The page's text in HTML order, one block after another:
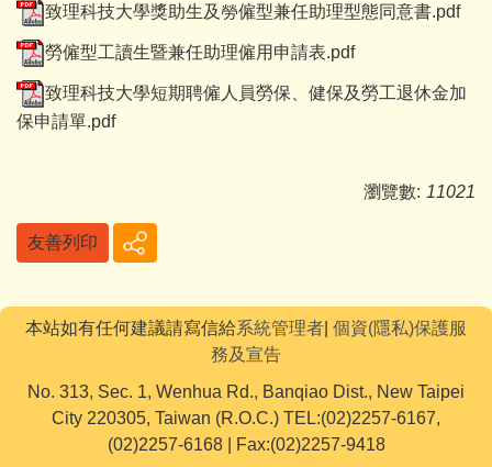
致理科技大學獎助生及勞僱型兼任助理型態同意書.pdf
勞僱型工讀生暨兼任助理僱用申請表.pdf
致理科技大學短期聘僱人員勞保、健保及勞工退休金加
保申請單.pdf
瀏覽數: 11021
友善列印
本站如有任何建議請寫信給系統管理者 個資(隱私)保護服
務及宣告
No. 313, Sec. 1, Wenhua Rd., Banqiao Dist., New Taipei
City 220305, Taiwan (R.O.C.) TEL:(02)2257-6167,
(02)2257-6168 | Fax:(02)2257-9418